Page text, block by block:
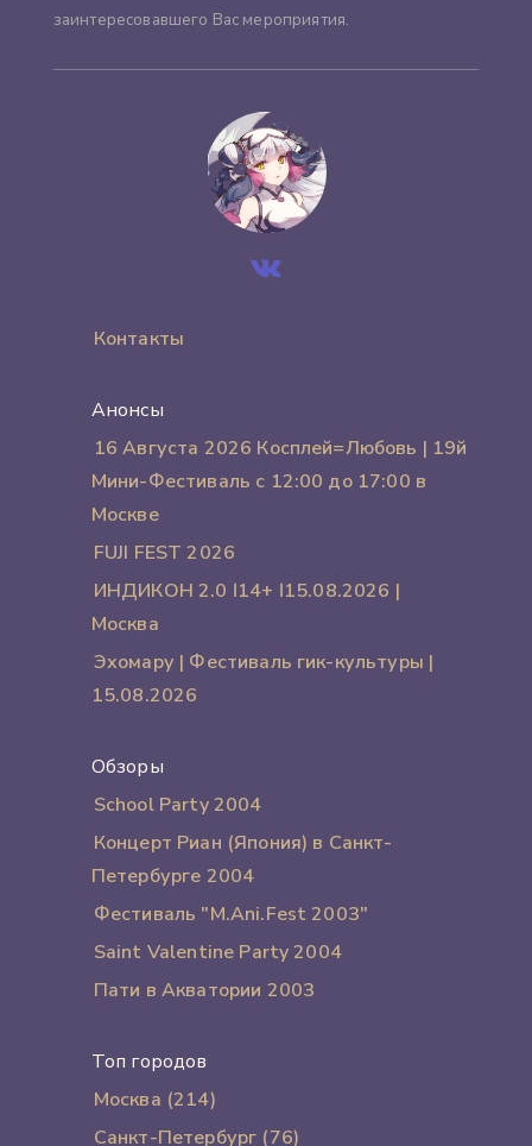
заинтересовавшего Вас мероприятия.
Контакты
Анонсы
16 Августа 2026 Косплей=Любовь | 19й
Мини-Фестиваль с 12:00 до 17:00 в
Москве
FUJI FEST 2026
ИНДИКОН 2.0 ӏ 14+ ӏ 15.08.2026 |
Москва
Эхомару | Фестиваль гик-культуры |
15.08.2026
Обзоры
School Party 2004
Концерт Риан (Япония) в Санкт-
Петербурге 2004
Фестиваль "M.Ani.Fest 2003"
Saint Valentine Party 2004
Пати в Акватории 2003
Топ городов
Москва (214)
Санкт-Петербург (76)